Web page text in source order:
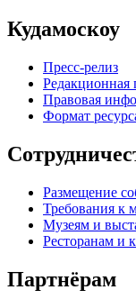
Кудамоскоу
Пресс-релиз
Редакционная
Правовая
Формат
Размещение
Требования к
Музеям и
Ресторанам и
Партнёрам